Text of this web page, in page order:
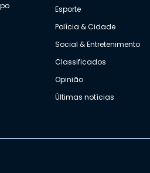
Esporte
Polícia & Cidade
Social & Entretenimento
Classificados
Opinião
Últimas notícias